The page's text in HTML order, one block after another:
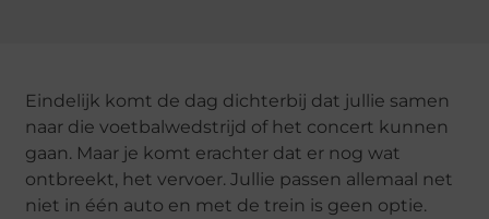
Eindelijk komt de dag dichterbij dat jullie samen
naar die voetbalwedstrijd of het concert kunnen
gaan. Maar je komt erachter dat er nog wat
ontbreekt, het vervoer. Jullie passen allemaal net
niet in één auto en met de trein is geen optie.